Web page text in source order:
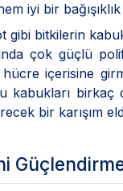
iyi bir
gibi bitkilerin
çok güçlü
içerisine
kabukları
bir karışım